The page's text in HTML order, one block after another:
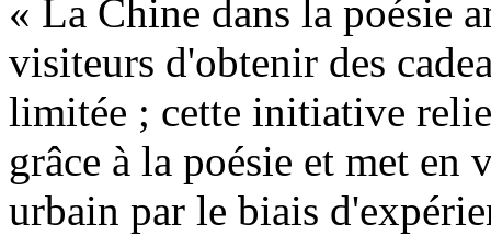
« La Chine dans la poésie
visiteurs d'obtenir des
limitée ; cette initiative
grâce à la poésie et met
urbain par le biais